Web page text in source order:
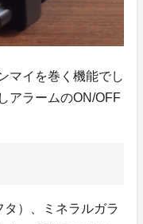
マイを巻く機能でし
アラームのON/OFF
）、ミネラルガラ